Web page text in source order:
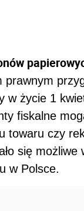
prawnym
w życie 1
fiskalne
towaru czy
się
w Polsce.